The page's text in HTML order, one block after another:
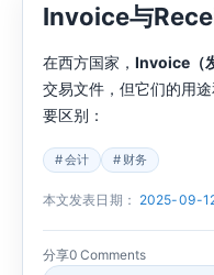
Invoice与
在西方国家， Invoice（
交易文件，但它们的用
要区别：
会计 财务
本文发表日期： 2025-09-
分享0 Comments